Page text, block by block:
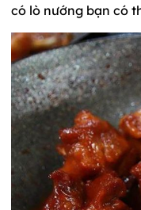
có lò nướng bạn có